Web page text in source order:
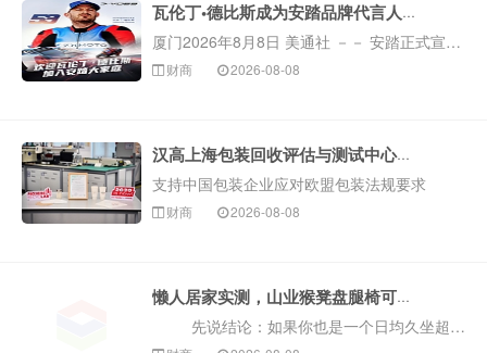
宿务... 瓦伦丁•德比斯成为安踏品牌代言人，于世界赛道续写“永不止步”
厦门2026年8月8日 美通社 －－ 安踏正式宣布职业摩托车赛车手瓦伦丁•德比斯（Valentin
Debise）成为安踏品牌代言人。瓦伦丁•德比斯目前效力于张雪机车ZXMOTO车队，并在世界超级摩托车锦标赛（WSBK）WorldSS...
财商 2026-08-08
汉高上海包装回收评估与测试中心获欧盟机构认证
支持中国包装企业应对欧盟包装法规要求
Shanghai）正式通过德国cyclos－HTP研究所（...
财商 2026-08-08
懒人居家实测，山业猴凳盘腿椅可以防跷二郎腿！
先说结论：如果你也是一个日均久坐超10小时的打工人，一坐下就不自觉跷二郎腿，不到一小时就腰酸背痛，恨不得把腿盘到桌子上，那这把椅子，真的能让你随时切换坐姿，光明正大地“坐没坐相”。